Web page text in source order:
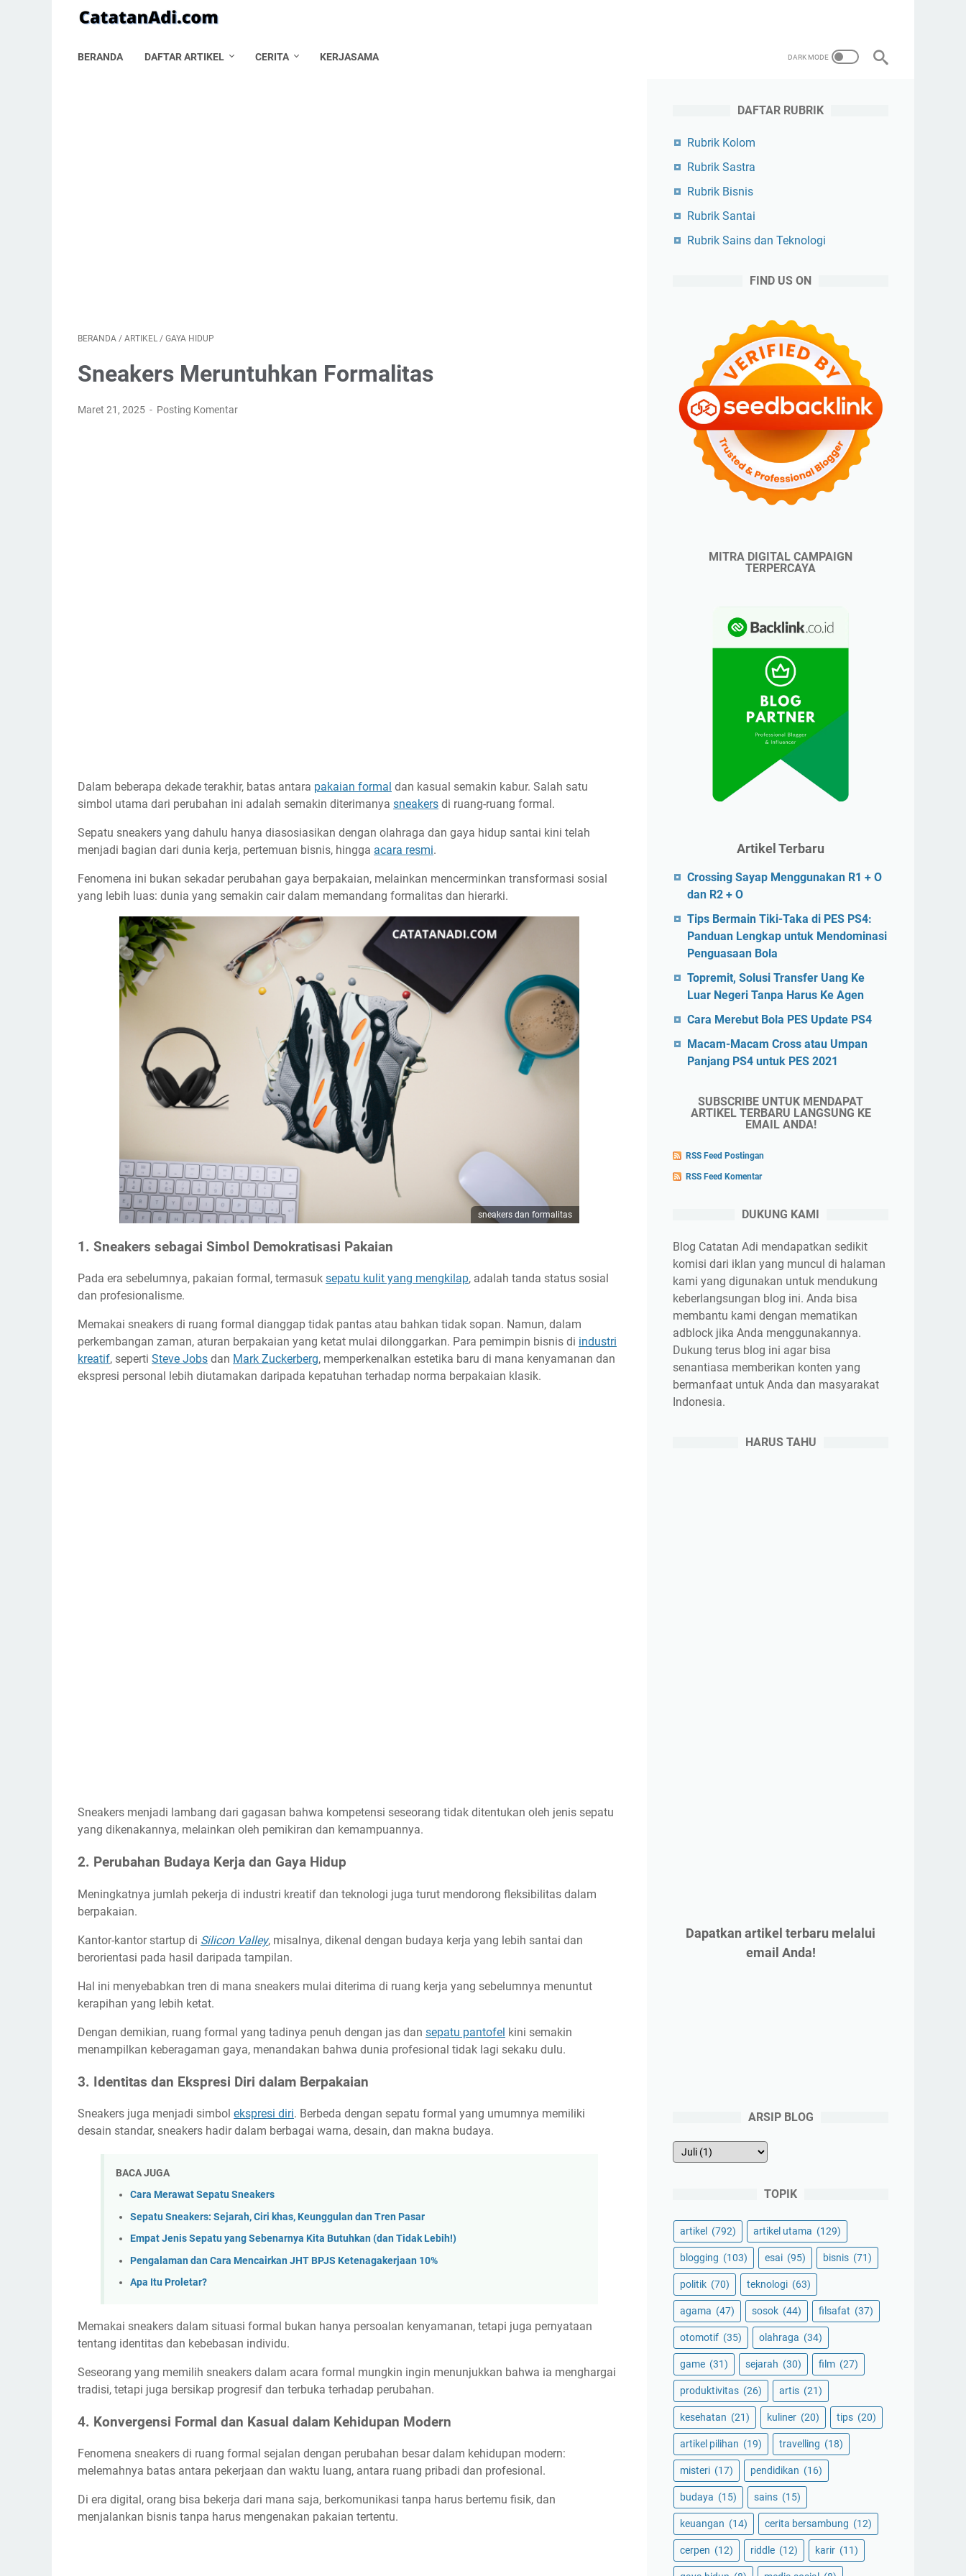
BERANDA DAFTAR ARTIKEL CERITA KERJASAMA
BERANDA / ARTIKEL / GAYA HIDUP
Sneakers Meruntuhkan Formalitas
Maret 21, 2025 Posting Komentar
Dalam beberapa dekade terakhir, batas antara pakaian formal dan kasual semakin kabur. Salah satu
simbol utama dari perubahan ini adalah semakin diterimanya sneakers di ruang-ruang formal.
Sepatu sneakers yang dahulu hanya diasosiasikan dengan olahraga dan gaya hidup santai kini telah
menjadi bagian dari dunia kerja, pertemuan bisnis, hingga acara resmi.
Fenomena ini bukan sekadar perubahan gaya berpakaian, melainkan mencerminkan transformasi sosial
yang lebih luas: dunia yang semakin cair dalam memandang formalitas dan hierarki.
sneakers dan formalitas
1. Sneakers sebagai Simbol Demokratisasi Pakaian
Pada era sebelumnya, pakaian formal, termasuk sepatu kulit yang mengkilap, adalah tanda status sosial
dan profesionalisme.
Memakai sneakers di ruang formal dianggap tidak pantas atau bahkan tidak sopan. Namun, dalam
perkembangan zaman, aturan berpakaian yang ketat mulai dilonggarkan. Para pemimpin bisnis di industri
kreatif, seperti Steve Jobs dan Mark Zuckerberg, memperkenalkan estetika baru di mana kenyamanan dan
ekspresi personal lebih diutamakan daripada kepatuhan terhadap norma berpakaian klasik.
Sneakers menjadi lambang dari gagasan bahwa kompetensi seseorang tidak ditentukan oleh jenis sepatu
yang dikenakannya, melainkan oleh pemikiran dan kemampuannya.
2. Perubahan Budaya Kerja dan Gaya Hidup
Meningkatnya jumlah pekerja di industri kreatif dan teknologi juga turut mendorong fleksibilitas dalam
berpakaian.
Kantor-kantor startup di Silicon Valley, misalnya, dikenal dengan budaya kerja yang lebih santai dan
berorientasi pada hasil daripada tampilan.
Hal ini menyebabkan tren di mana sneakers mulai diterima di ruang kerja yang sebelumnya menuntut
kerapihan yang lebih ketat.
Dengan demikian, ruang formal yang tadinya penuh dengan jas dan sepatu pantofel kini semakin
menampilkan keberagaman gaya, menandakan bahwa dunia profesional tidak lagi sekaku dulu.
3. Identitas dan Ekspresi Diri dalam Berpakaian
Sneakers juga menjadi simbol ekspresi diri. Berbeda dengan sepatu formal yang umumnya memiliki
desain standar, sneakers hadir dalam berbagai warna, desain, dan makna budaya.
BACA JUGA
Cara Merawat Sepatu Sneakers
Sepatu Sneakers: Sejarah, Ciri khas, Keunggulan dan Tren Pasar
Empat Jenis Sepatu yang Sebenarnya Kita Butuhkan (dan Tidak Lebih!)
Pengalaman dan Cara Mencairkan JHT BPJS Ketenagakerjaan 10%
Apa Itu Proletar?
Memakai sneakers dalam situasi formal bukan hanya persoalan kenyamanan, tetapi juga pernyataan
tentang identitas dan kebebasan individu.
Seseorang yang memilih sneakers dalam acara formal mungkin ingin menunjukkan bahwa ia menghargai
tradisi, tetapi juga bersikap progresif dan terbuka terhadap perubahan.
4. Konvergensi Formal dan Kasual dalam Kehidupan Modern
Fenomena sneakers di ruang formal sejalan dengan perubahan besar dalam kehidupan modern:
melemahnya batas antara pekerjaan dan waktu luang, antara ruang pribadi dan profesional.
Di era digital, orang bisa bekerja dari mana saja, berkomunikasi tanpa harus bertemu fisik, dan
menjalankan bisnis tanpa harus mengenakan pakaian tertentu.
DAFTAR RUBRIK
Rubrik Kolom
Rubrik Sastra
Rubrik Bisnis
Rubrik Santai
Rubrik Sains dan Teknologi
FIND US ON
MITRA DIGITAL CAMPAIGN
TERPERCAYA
Artikel Terbaru
Crossing Sayap Menggunakan R1 + O
dan R2 + O
Tips Bermain Tiki-Taka di PES PS4:
Panduan Lengkap untuk Mendominasi
Penguasaan Bola
Topremit, Solusi Transfer Uang Ke
Luar Negeri Tanpa Harus Ke Agen
Cara Merebut Bola PES Update PS4
Macam-Macam Cross atau Umpan
Panjang PS4 untuk PES 2021
SUBSCRIBE UNTUK MENDAPAT
ARTIKEL TERBARU LANGSUNG KE
EMAIL ANDA!
RSS Feed Postingan
RSS Feed Komentar
DUKUNG KAMI
Blog Catatan Adi mendapatkan sedikit
komisi dari iklan yang muncul di halaman
kami yang digunakan untuk mendukung
keberlangsungan blog ini. Anda bisa
membantu kami dengan mematikan
adblock jika Anda menggunakannya.
Dukung terus blog ini agar bisa
senantiasa memberikan konten yang
bermanfaat untuk Anda dan masyarakat
Indonesia.
HARUS TAHU
Dapatkan artikel terbaru melalui
email Anda!
ARSIP BLOG
TOPIK
artikel (792) artikel utama (129)
blogging (103) esai (95) bisnis (71)
politik (70) teknologi (63)
agama (47) sosok (44) filsafat (37)
otomotif (35) olahraga (34)
game (31) sejarah (30) film (27)
produktivitas (26) artis (21)
kesehatan (21) kuliner (20) tips (20)
artikel pilihan (19) travelling (18)
misteri (17) pendidikan (16)
budaya (15) sains (15)
keuangan (14) cerita bersambung (12)
cerpen (12) riddle (12) karir (11)